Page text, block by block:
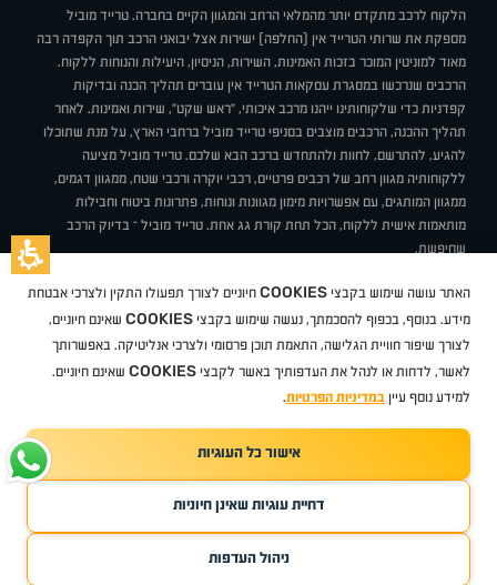
הלקוח לרכב מתקדם יותר מהמלאי הרחב והמגוון הקיים בחברה. טרייד מוביל
מספקת את שרותי הטרייד אין (החלפה) ישירות אצל יבואני הרכב תוך הקפדה רבה
מאוד למוניטין המוכר בזכות האמינות, השירות, הניסיון, היעילות והנוחות ללקוח.
הרכבים שנרכשו במסגרת עסקאות הטרייד אין עוברים תהליך הכנה ובדיקות
קפדניות כדי שלקוחותינו ייהנו מרכב איכותי, "ראש שקט", שירות ואמינות. לאחר
תהליך ההכנה, הרכבים מוצבים בסניפי טרייד מוביל ברחבי הארץ, על מנת שתוכלו
להגיע, להתרשם, לחוות ולהתחדש ברכב הבא שלכם. טרייד מוביל מציעה
ללקוחותיה מגוון רחב של רכבים פרטיים, רכבי יוקרה ורכבי שטח, ממגוון דגמים,
ממגוון המותגים, עם אפשרויות מימון מגוונות ונוחות, פתרונות ביטוח וחבילות
מותאמות אישית ללקוח, הכל תחת קורת גג אחת. טרייד מוביל – בדיוק הרכב
שחיפשת.
תקנוןBUY BACKמבצעיםמגזין טרייד מובילאיך זה עובד? דרושים
ניהול העדפות עוגיות
סיטרואןאופלפיג'ו MGמזדהבי ווי דיצ'ריטסלה ניסאןטויוטהדאצ'יהפולקסווגןטסלהג'יפ
לקסוסאאודיסקודהיונדאירנושברולט
TradeMobile instagram
TradeMobile youtube
TradeMobile facebook
ריגו מרקטינג - קידום אתרים
כל הזכויות שמורות טרייד מוביל2026
האתר עושה שימוש בקבצי COOKIES חיוניים לצורך תפעולו התקין ולצרכי אבטחת
מידע. בנוסף, בכפוף להסכמתך, נעשה שימוש בקבצי COOKIES שאינם חיוניים,
לצורך שיפור חוויית הגלישה, התאמת תוכן פרסומי ולצרכי אנליטיקה. באפשרותך
לאשר, לדחות או לנהל את העדפותיך באשר לקבצי COOKIES שאינם חיוניים.
למידע נוסף עיין במדיניות הפרטיות.
אישור כל העוגיות
דחיית עוגיות שאינן חיוניות
ניהול העדפות